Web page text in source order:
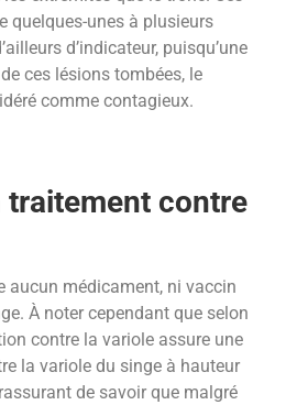
quelques-unes à plusieurs
d’indicateur, puisqu’une
ces lésions tombées, le
comme contagieux.
contre
aucun médicament, ni vaccin
À noter cependant que selon
contre la variole assure une
la variole du singe à hauteur
de savoir que malgré